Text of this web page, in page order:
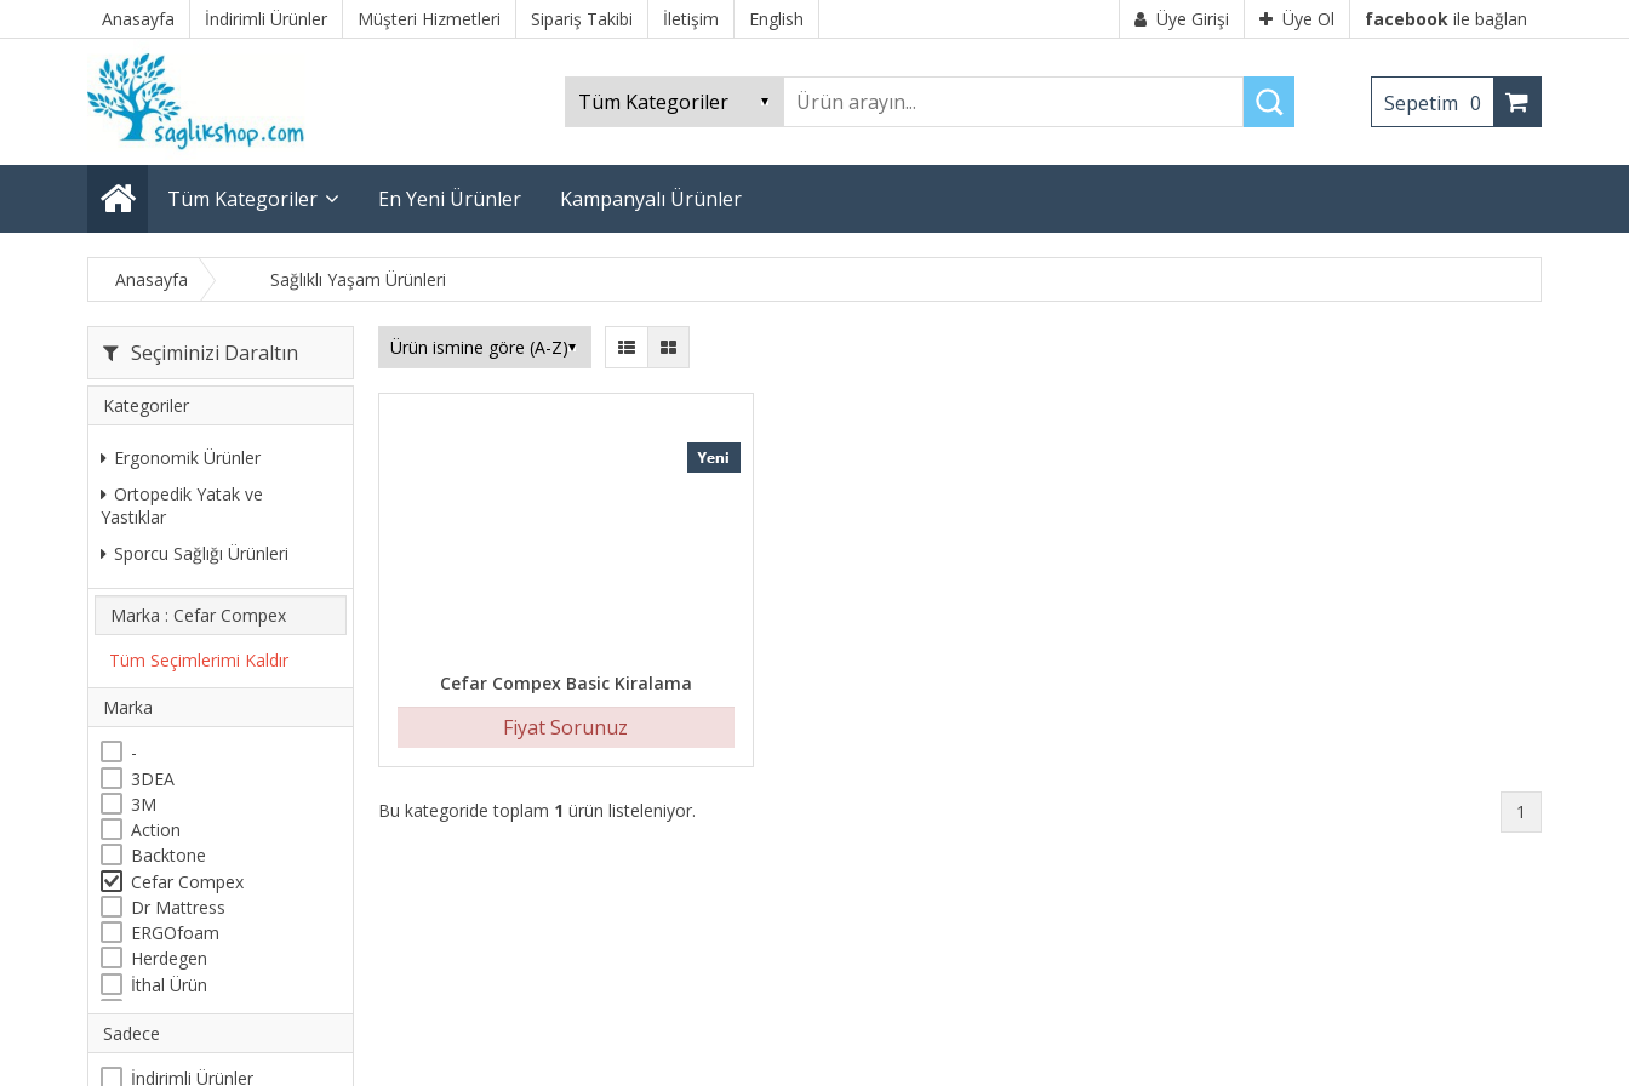
Anasayfa İndirimli Ürünler Müşteri Hizmetleri Sipariş Takibi İletişim English Üye Girişi Üye Ol facebook ile bağlan
Sepetim 0
Tüm Kategoriler En Yeni Ürünler Kampanyalı Ürünler
Anasayfa Sağlıklı Yaşam Ürünleri
Seçiminizi Daraltın
Kategoriler
Ergonomik Ürünler
Ortopedik Yatak ve
Yastıklar
Sporcu Sağlığı Ürünleri
Marka : Cefar Compex
Tüm Seçimlerimi Kaldır
Marka
-
3DEA
3M
Action
Backtone
Cefar Compex
Dr Mattress
ERGOfoam
Herdegen
İthal Ürün
Kinesio
Kraft
Sadece
İndirimli Ürünler
Cefar Compex Basic Kiralama
Fiyat Sorunuz
Bu kategoride toplam 1 ürün listeleniyor. 1